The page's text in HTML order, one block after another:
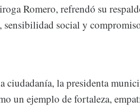
Romero, refrendó su
sensibilidad social y
ciudadanía, la presidenta
un ejemplo de fortaleza,